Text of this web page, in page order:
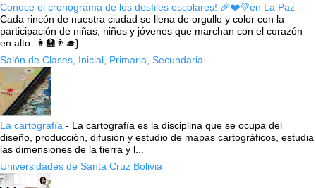
Conoce el cronograma de los desfiles escolares! 🎉❤️💚en La Paz -
Cada rincón de nuestra ciudad se llena de orgullo y color con la
participación de niñas, niños y jóvenes que marchan con el corazón
en alto. 👩‍🏫👨‍🎓} ...
Salón de Clases, Inicial, Primaria, Secundaria
La cartografía - La cartografía es la disciplina que se ocupa del
diseño, producción, difusión y estudio de mapas cartográficos, estudia
las dimensiones de la tierra y l...
Universidades de Santa Cruz Bolivia